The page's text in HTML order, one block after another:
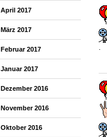
April 2017
März 2017
Februar 2017
Januar 2017
Dezember 2016
November 2016
Oktober 2016
.